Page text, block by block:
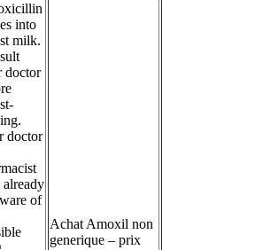
into
milk.
doctor
doctor
already
of
Achat Amoxil non
generique – prix